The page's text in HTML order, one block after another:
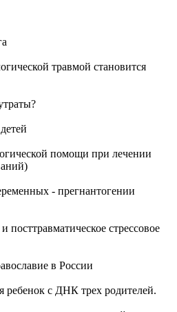
травмой становится
помощи при лечении
- прегнантогении
посттравматическое стрессовое
в России
ребенок с ДНК трех родителей.